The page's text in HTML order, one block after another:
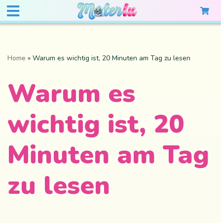
Home » Warum es wichtig ist, 20 Minuten am Tag zu lesen
Warum es
wichtig ist, 20
Minuten am Tag
zu lesen